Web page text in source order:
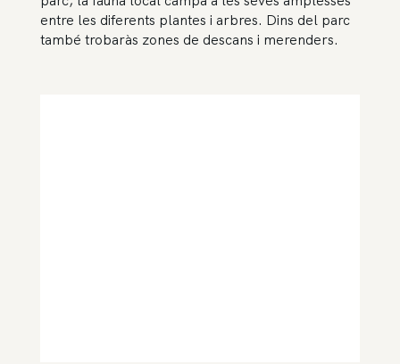
entre les diferents plantes i arbres. Dins del parc
també trobaràs zones de descans i merenders.